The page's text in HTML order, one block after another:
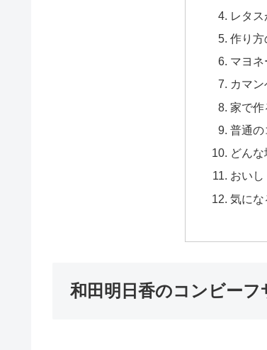
レタ
作り方
マヨ
カマ
家で作
普通の
どん
おい
気にな
和田明日香のコンビー